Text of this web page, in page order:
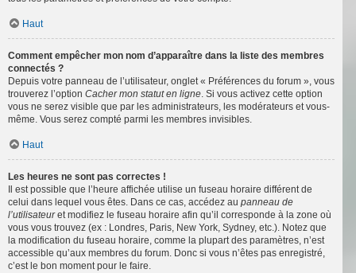
Haut
Comment empêcher mon nom d’apparaître dans la liste des membres
connectés ?
Depuis votre panneau de l’utilisateur, onglet « Préférences du forum », vous
trouverez l’option Cacher mon statut en ligne. Si vous activez cette option
vous ne serez visible que par les administrateurs, les modérateurs et vous-
même. Vous serez compté parmi les membres invisibles.
Haut
Les heures ne sont pas correctes !
Il est possible que l’heure affichée utilise un fuseau horaire différent de
celui dans lequel vous êtes. Dans ce cas, accédez au panneau de
l’utilisateuret modifiez le fuseau horaire afin qu’il corresponde à la zone où
vous vous trouvez (ex : Londres, Paris, New York, Sydney, etc.). Notez que
la modification du fuseau horaire, comme la plupart des paramètres, n’est
accessible qu’aux membres du forum. Donc si vous n’êtes pas enregistré,
c’est le bon moment pour le faire.